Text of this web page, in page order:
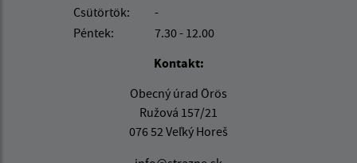
Csütörtök:
-
Péntek:
7.30 - 12.00
Kontakt:
Obecný úrad Örös
Ružová 157/21
076 52 Veľký Horeš